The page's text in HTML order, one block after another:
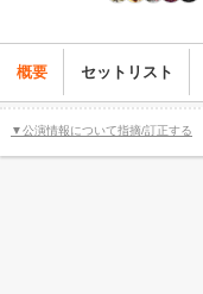
概要 セットリスト
▼公演情報について指摘/訂正する